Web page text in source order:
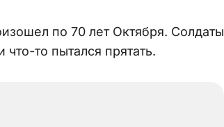
по 70 лет Октября. Солдаты
то пытался прятать.